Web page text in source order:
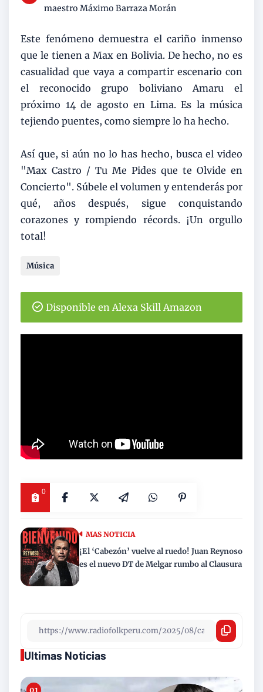
maestro Máximo Barraza Morán
Este fenómeno demuestra el cariño inmenso
que le tienen a Max en Bolivia. De hecho, no es
casualidad que vaya a compartir escenario con
el reconocido grupo boliviano Amaru el
próximo 14 de agosto en Lima. Es la música
tejiendo puentes, como siempre lo ha hecho.
Así que, si aún no lo has hecho, busca el video
"Max Castro / Tu Me Pides que te Olvide en
Concierto". Súbele el volumen y entenderás por
qué, años después, sigue conquistando
corazones y rompiendo récords. ¡Un orgullo
total!
Música
Disponible en Alexa Skill Amazon
0
MAS NOTICIA
¡El ‘Cabezón’ vuelve al ruedo! Juan Reynoso
es el nuevo DT de Melgar rumbo al Clausura
Ultimas Noticias